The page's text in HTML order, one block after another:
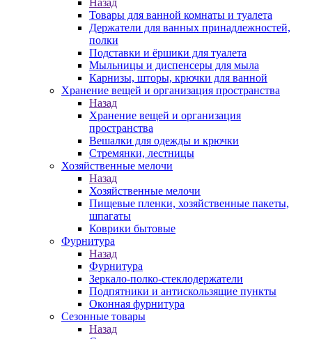
Назад
Товары для ванной комнаты и туалета
Держатели для ванных принадлежностей,
полки
Подставки и ёршики для туалета
Мыльницы и диспенсеры для мыла
Карнизы, шторы, крючки для ванной
Хранение вещей и организация пространства
Назад
Хранение вещей и организация
пространства
Вешалки для одежды и крючки
Стремянки, лестницы
Хозяйственные мелочи
Назад
Хозяйственные мелочи
Пищевые пленки, хозяйственные пакеты,
шпагаты
Коврики бытовые
Фурнитура
Назад
Фурнитура
Зеркало-полко-стеклодержатели
Подпятники и антискользящие пункты
Оконная фурнитура
Сезонные товары
Назад